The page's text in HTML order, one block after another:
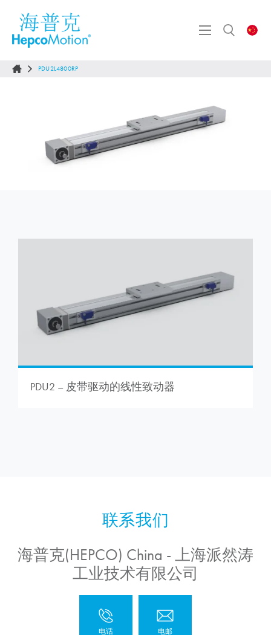
PDU2L4800RP
PDU2 – 皮带驱动的线性致动器
海普克(HEPCO) China - 上海派然涛
工业技术有限公司